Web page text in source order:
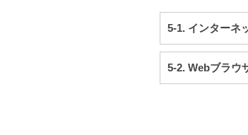
5-1. インターネ
5-2. Webブラウ